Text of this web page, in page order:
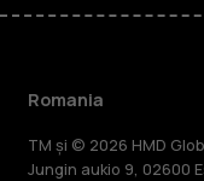
Romania
TM și © 2026 HMD
Jungin aukio 9, 02600